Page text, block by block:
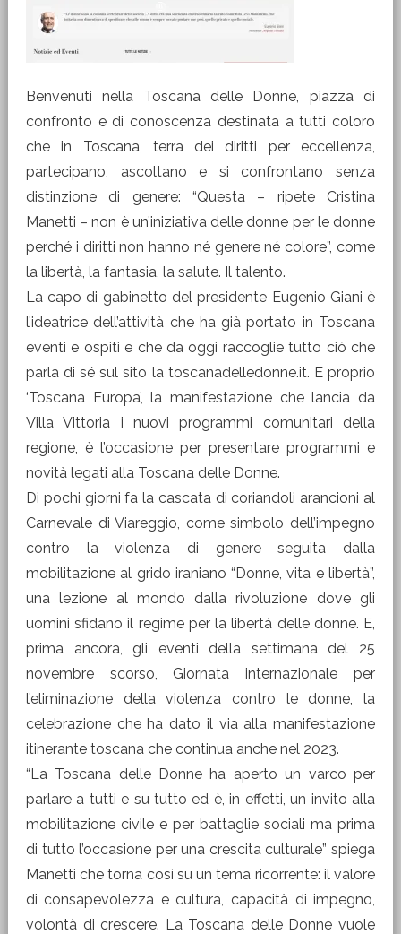
Benvenuti nella Toscana delle Donne, piazza di
confronto e di conoscenza destinata a tutti coloro
che in Toscana, terra dei diritti per eccellenza,
partecipano, ascoltano e si confrontano senza
distinzione di genere: “Questa – ripete Cristina
Manetti – non è un’iniziativa delle donne per le donne
perché i diritti non hanno né genere né colore”, come
la libertà, la fantasia, la salute. Il talento.
La capo di gabinetto del presidente Eugenio Giani è
l’ideatrice dell’attività che ha già portato in Toscana
eventi e ospiti e che da oggi raccoglie tutto ciò che
parla di sé sul sito la toscanadelledonne.it. E proprio
‘Toscana Europa’, la manifestazione che lancia da
Villa Vittoria i nuovi programmi comunitari della
regione, è l’occasione per presentare programmi e
novità legati alla Toscana delle Donne.
Di pochi giorni fa la cascata di coriandoli arancioni al
Carnevale di Viareggio, come simbolo dell’impegno
contro la violenza di genere seguita dalla
mobilitazione al grido iraniano “Donne, vita e libertà”,
una lezione al mondo dalla rivoluzione dove gli
uomini sfidano il regime per la libertà delle donne. E,
prima ancora, gli eventi della settimana del 25
novembre scorso, Giornata internazionale per
l’eliminazione della violenza contro le donne, la
celebrazione che ha dato il via alla manifestazione
itinerante toscana che continua anche nel 2023.
“La Toscana delle Donne ha aperto un varco per
parlare a tutti e su tutto ed è, in effetti, un invito alla
mobilitazione civile e per battaglie sociali ma prima
di tutto l’occasione per una crescita culturale” spiega
Manetti che torna così su un tema ricorrente: il valore
di consapevolezza e cultura, capacità di impegno,
volontà di crescere. La Toscana delle Donne vuole